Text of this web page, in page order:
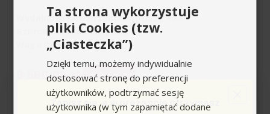
Wydajność powierzchniowa [m2]: 3920
Szerokość robocza [mm]: 48-98
Waga (kg): 33,5
8 560,00 zł -2 300,00 zł
10 860,00 zł Sugerowana cena producenta
Ta strona wykorzystuje
pliki Cookies (tzw.
„Ciasteczka”)
Dzięki temu, możemy indywidualnie
dostosować stronę do preferencji
użytkowników, podtrzymać sesję
użytkownika (w tym zapamiętać dodane
Zapisz się, a w prezencie otrzymasz